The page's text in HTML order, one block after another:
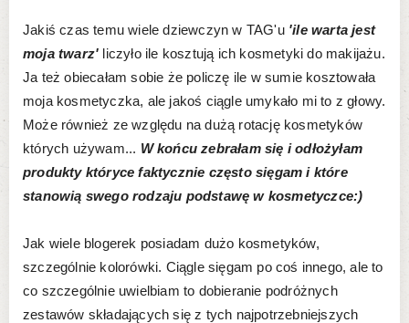
Jakiś czas temu wiele dziewczyn w TAG'u 'ile warta jest
moja twarz' liczyło ile kosztują ich kosmetyki do makijażu.
Ja też obiecałam sobie że policzę ile w sumie kosztowała
moja kosmetyczka, ale jakoś ciągle umykało mi to z głowy.
Może również ze względu na dużą rotację kosmetyków
których używam... W końcu zebrałam się i odłożyłam
produkty któryce faktycznie często sięgam i które
stanowią swego rodzaju podstawę w kosmetyczce:)
Jak wiele blogerek posiadam dużo kosmetyków,
szczególnie kolorówki. Ciągle sięgam po coś innego, ale to
co szczególnie uwielbiam to dobieranie podróżnych
zestawów składających się z tych najpotrzebniejszych